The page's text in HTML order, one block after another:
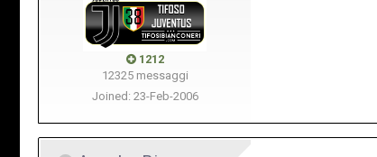
1212
12325 messaggi
Joined: 23-Feb-2006